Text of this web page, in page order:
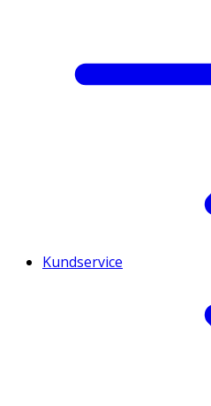
Kundservice